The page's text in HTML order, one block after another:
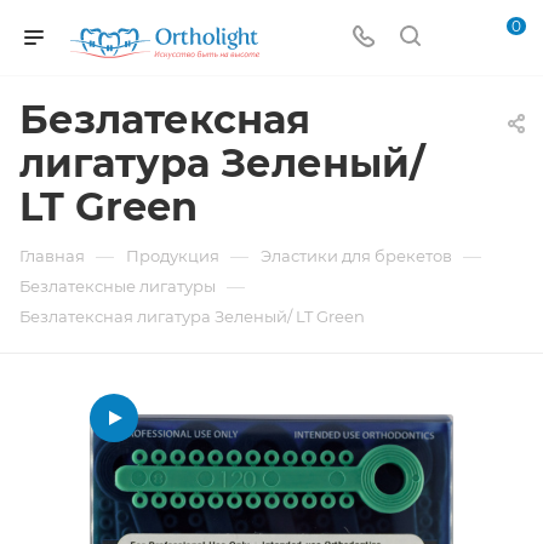
0
Безлатексная
лигатура Зеленый/
LT Green
Главная — Продукция — Эластики для брекетов —
Безлатексные лигатуры —
Безлатексная лигатура Зеленый/ LT Green